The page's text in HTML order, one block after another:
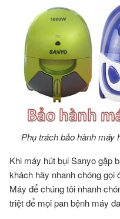
Phụ trách bảo hành máy
Khi máy hút bụi Sanyo gặp
khách hãy nhanh chóng gọi
Máy để chúng tôi nhanh
triệt để mọi pan bệnh máy